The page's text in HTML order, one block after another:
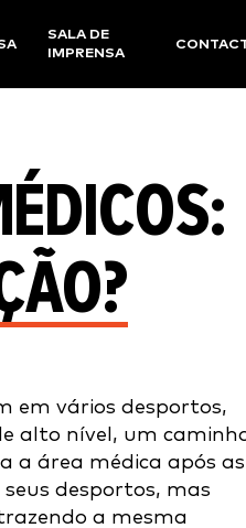
SALA DE
IMPRENSA
em vários desportos,
alto nível, um
a área médica após as
desportos, mas
a mesma